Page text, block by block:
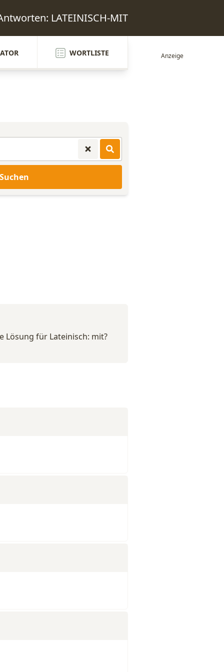
LATEINISCH-MIT
WORTLISTE
Suchen
Lösung für Lateinisch: mit?